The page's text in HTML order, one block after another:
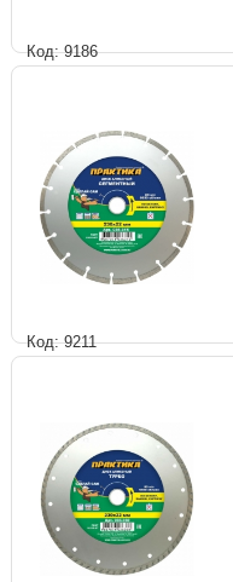
Код: 9186
Код: 9211